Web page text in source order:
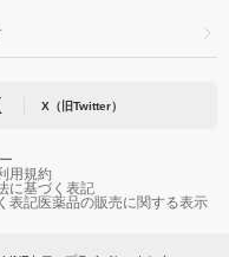
X（旧Twitter）
用規約
に基づく表記
表記医薬品の販売に関する表示